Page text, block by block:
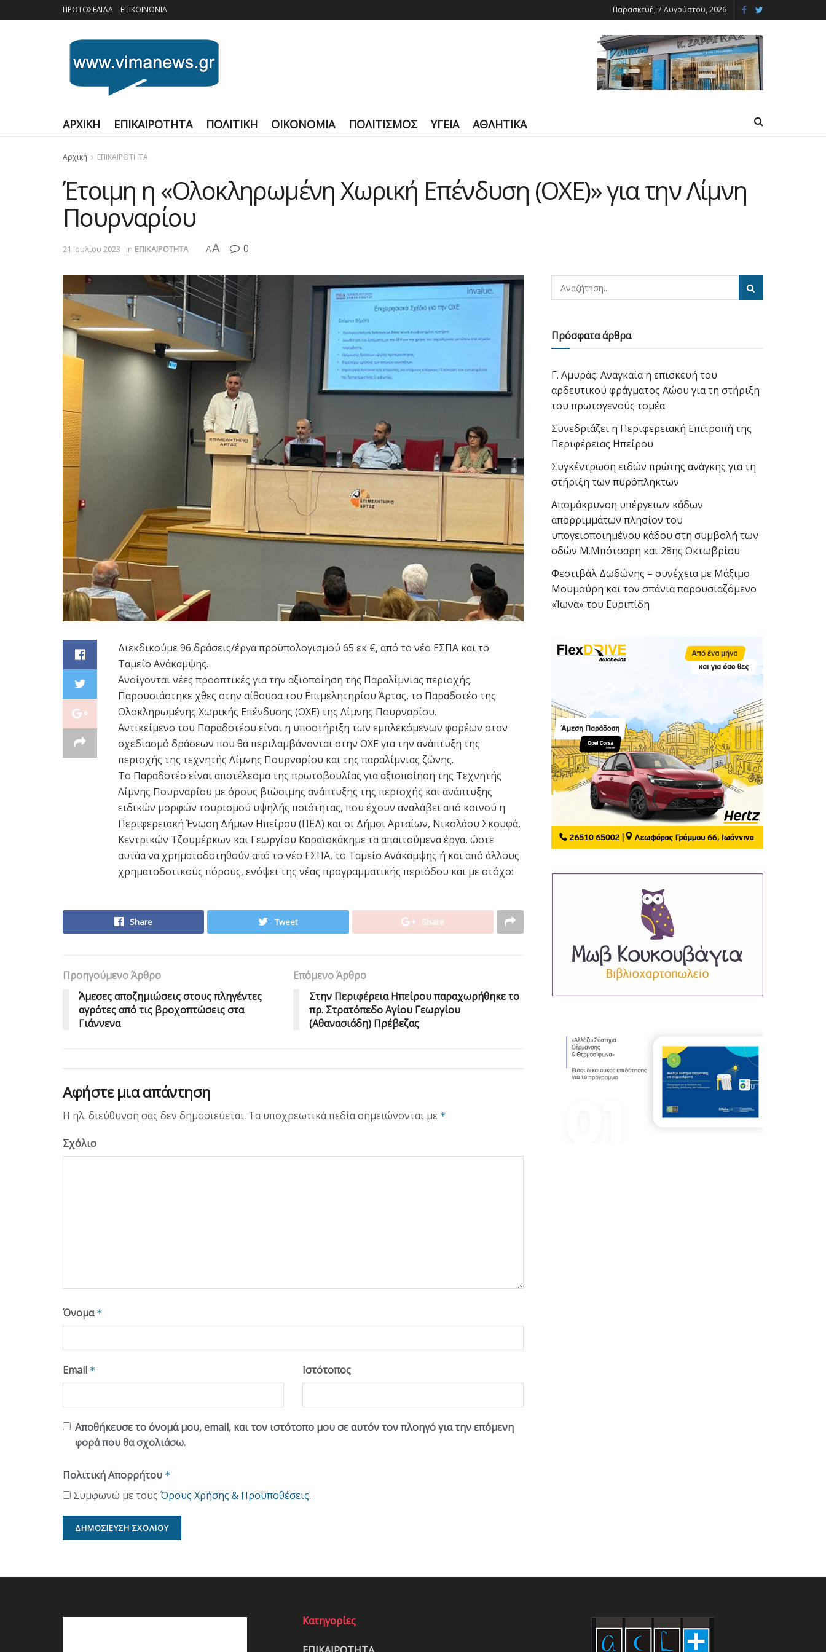
ΠΡΩΤΟΣΕΛΙΔΑ ΕΠΙΚΟΙΝΩΝΙΑ Παρασκευή, 7 Αυγούστου, 2026
ΑΡΧΙΚΗ ΕΠΙΚΑΙΡΟΤΗΤΑ ΠΟΛΙΤΙΚΗ ΟΙΚΟΝΟΜΙΑ ΠΟΛΙΤΙΣΜΟΣ ΥΓΕΙΑ ΑΘΛΗΤΙΚΑ
Αρχική ΕΠΙΚΑΙΡΟΤΗΤΑ
Έτοιμη η «Ολοκληρωμένη Χωρική Επένδυση (ΟΧΕ)» για την Λίμνη
Πουρναρίου
21 Ιουλίου 2023 in ΕΠΙΚΑΙΡΟΤΗΤΑ AA 0
Διεκδικούμε 96 δράσεις/έργα προϋπολογισμού 65 εκ €, από το νέο ΕΣΠΑ και το
Ταμείο Ανάκαμψης.
Ανοίγονται νέες προοπτικές για την αξιοποίηση της Παραλίμνιας περιοχής.
Παρουσιάστηκε χθες στην αίθουσα του Επιμελητηρίου Άρτας, το Παραδοτέο της
Ολοκληρωμένης Χωρικής Επένδυσης (ΟΧΕ) της Λίμνης Πουρναρίου.
Αντικείμενο του Παραδοτέου είναι η υποστήριξη των εμπλεκόμενων φορέων στον
σχεδιασμό δράσεων που θα περιλαμβάνονται στην ΟΧΕ για την ανάπτυξη της
περιοχής της τεχνητής Λίμνης Πουρναρίου και της παραλίμνιας ζώνης.
Το Παραδοτέο είναι αποτέλεσμα της πρωτοβουλίας για αξιοποίηση της Τεχνητής
Λίμνης Πουρναρίου με όρους βιώσιμης ανάπτυξης της περιοχής και ανάπτυξης
ειδικών μορφών τουρισμού υψηλής ποιότητας, που έχουν αναλάβει από κοινού η
Περιφερειακή Ένωση Δήμων Ηπείρου (ΠΕΔ) και οι Δήμοι Αρταίων, Νικολάου Σκουφά,
Κεντρικών Τζουμέρκων και Γεωργίου Καραϊσκάκημε τα απαιτούμενα έργα, ώστε
αυτάα να χρηματοδοτηθούν από το νέο ΕΣΠΑ, το Ταμείο Ανάκαμψης ή και από άλλους
χρηματοδοτικούς πόρους, ενόψει της νέας προγραμματικής περιόδου και με στόχο:
Share Tweet Share
Προηγούμενο Άρθρο
Άμεσες αποζημιώσεις στους πληγέντες
αγρότες από τις βροχοπτώσεις στα
Γιάννενα
Επόμενο Άρθρο
Στην Περιφέρεια Ηπείρου παραχωρήθηκε το
πρ. Στρατόπεδο Αγίου Γεωργίου
(Αθανασιάδη) Πρέβεζας
Αφήστε μια απάντηση
Η ηλ. διεύθυνση σας δεν δημοσιεύεται. Τα υποχρεωτικά πεδία σημειώνονται με *
Σχόλιο
Όνομα *
Email * Ιστότοπος
Αποθήκευσε το όνομά μου, email, και τον ιστότοπο μου σε αυτόν τον πλοηγό για την επόμενη
φορά που θα σχολιάσω.
Πολιτική Απορρήτου *
Συμφωνώ με τους Όρους Χρήσης & Προϋποθέσεις.
Πρόσφατα άρθρα
Γ. Αμυράς: Αναγκαία η επισκευή του
αρδευτικού φράγματος Αώου για τη στήριξη
του πρωτογενούς τομέα
Συνεδριάζει η Περιφερειακή Επιτροπή της
Περιφέρειας Ηπείρου
Συγκέντρωση ειδών πρώτης ανάγκης για τη
στήριξη των πυρόπληκτων
Απομάκρυνση υπέργειων κάδων
απορριμμάτων πλησίον του
υπογειοποιημένου κάδου στη συμβολή των
οδών Μ.Μπότσαρη και 28ης Οκτωβρίου
Φεστιβάλ Δωδώνης – συνέχεια με Μάξιμο
Μουμούρη και τον σπάνια παρουσιαζόμενο
«Ίωνα» του Ευριπίδη
Κατηγορίες